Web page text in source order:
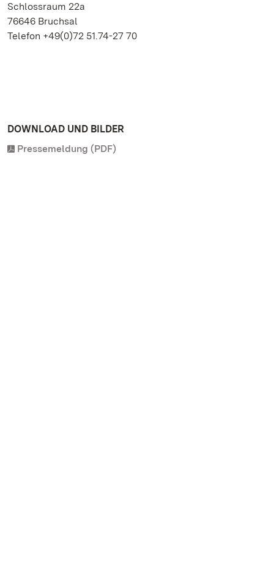
Schlossraum 22a
76646 Bruchsal
Telefon +49(0)72 51.74-27 70
DOWNLOAD UND BILDER
Pressemeldung (PDF)